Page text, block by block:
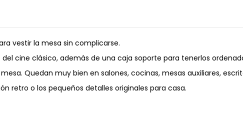
vestir la mesa sin complicarse.
cine clásico, además de una caja soporte para tenerlos
Quedan muy bien en salones, cocinas, mesas auxiliares,
retro o los pequeños detalles originales para casa.